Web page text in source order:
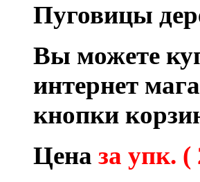
Пуговицы
Вы можете
интернет
кнопки
Цена за упк.